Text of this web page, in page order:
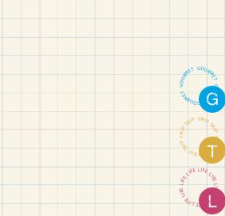
GOURME
T
G
O
U
R
M
E
T
G
O
U
R
M
E
T
G
O
U
RMET
TRIPT
RI
P
T
R
P
T
R
T
R
I
P
T
R
I
P
T
R
I
P
T
RIP
LIFEL
IF
E
L
F
L
I
FE
F
E
L
I
F
E
L
I
F
E
L
IF
E
LIFE